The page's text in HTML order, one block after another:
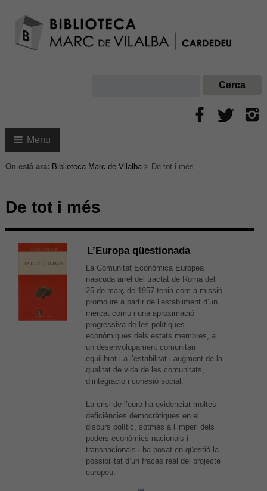
Menu
On està ara: Biblioteca Marc de Vilalba> De tot i més
De tot i més
L’Europa qüestionada
La Comunitat Econòmica Europea
nascuda arrel del tractat de Roma del
25 de març de 1957 tenia com a missió
promoure a partir de l’establiment d’un
mercat comú i una aproximació
progressiva de les polítiques
econòmiques dels estats membres, a
un desenvolupament comunitari
equilibrat i a l’estabilitat i augment de la
qualitat de vida de les comunitats,
d’integració i cohesió social.
La crisi de l’euro ha evidenciat moltes
deficiències democràtiques en el
discurs polític, sotmès a l’imperi dels
poders econòmics nacionals i
transnacionals i ha posat en qüestió la
possibilitat d’un fracàs real del projecte
europeu.